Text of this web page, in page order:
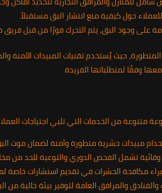
حول كيفية منع انتشار البق مستقبلاً.
على وجود البق، يتم التحرك فورًا من قبل
حيث يُستخدم تقنيات المبيدات الآمنة
وفقًا لمتطلباتها الفريدة.
متنوعة من الخدمات التي تلبي احتياجات
مبيدات حشرية متطورة وآمنة لضمان موت
وقائية تشمل الفحص الدوري والتوعية للحد من
مكافحة الحشرات في تقديم استشارات خاصة
والمرافق العامة لتوفير بيئة خالية